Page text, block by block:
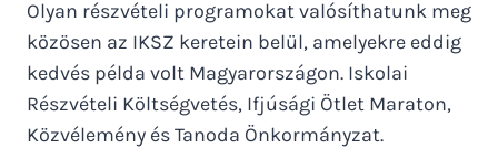
Olyan részvételi programokat valósíthatunk meg
közösen az IKSZ keretein belül, amelyekre eddig
kedvés példa volt Magyarországon. Iskolai
Részvételi Költségvetés, Ifjúsági Ötlet Maraton,
Közvélemény és Tanoda Önkormányzat.